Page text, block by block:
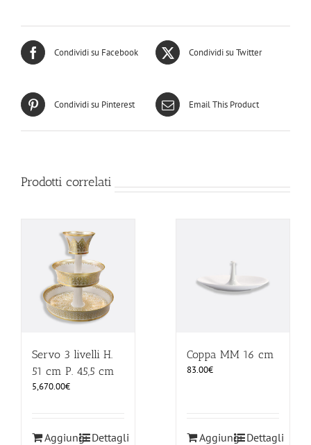
Condividi su Facebook Condividi su Twitter
Condividi su Pinterest Email This Product
Prodotti correlati
Servo 3 livelli H.
51 cm P. 45,5 cm
5,670.00€
Aggiungi Dettagli
Coppa MM 16 cm
83.00€
Aggiungi Dettagli